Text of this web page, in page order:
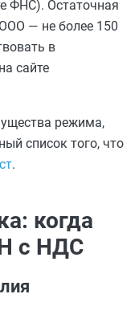
ФНС). Остаточная
— не более 150
в
сайте
режима,
список того, что
.
когда
с НДС